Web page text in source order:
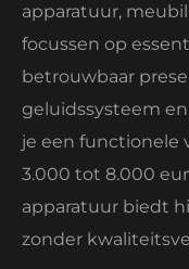
apparatuur,
focussen op
betrouwbaar
geluidssysteem
je een functionele
3.000 tot 8.000
apparatuur biedt
zonder